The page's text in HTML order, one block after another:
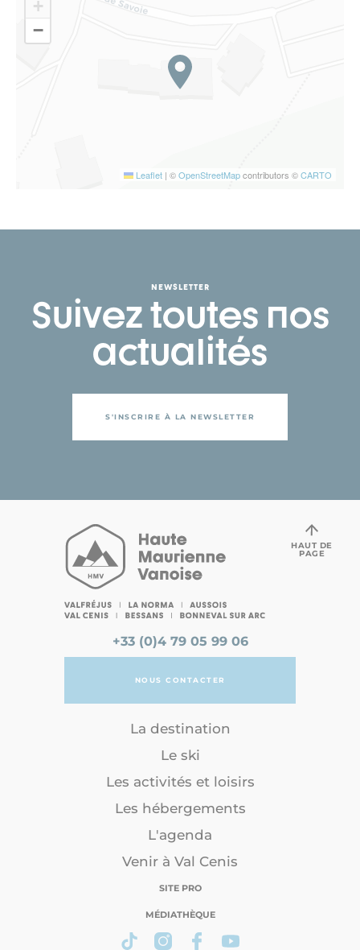
+
−
Leaflet | ©OpenStreetMapcontributors ©CARTO
NEWSLETTER
Suivez toutes nos
actualités
S'INSCRIRE À LA NEWSLETTER
+33 (0)4 79 05 99 06
NOUS CONTACTER
La destination
Le ski
Les activités et loisirs
Les hébergements
L'agenda
Venir à Val Cenis
SITE PRO
MÉDIATHÈQUE
HAUT DE
PAGE